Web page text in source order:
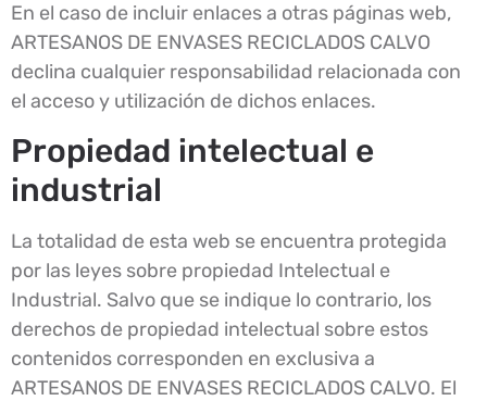
En el caso de incluir enlaces a otras páginas web,
ARTESANOS DE ENVASES RECICLADOS CALVO
declina cualquier responsabilidad relacionada con
el acceso y utilización de dichos enlaces.
Propiedad intelectual e
industrial
La totalidad de esta web se encuentra protegida
por las leyes sobre propiedad Intelectual e
Industrial. Salvo que se indique lo contrario, los
derechos de propiedad intelectual sobre estos
contenidos corresponden en exclusiva a
ARTESANOS DE ENVASES RECICLADOS CALVO. El